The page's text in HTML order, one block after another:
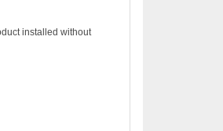
installed without